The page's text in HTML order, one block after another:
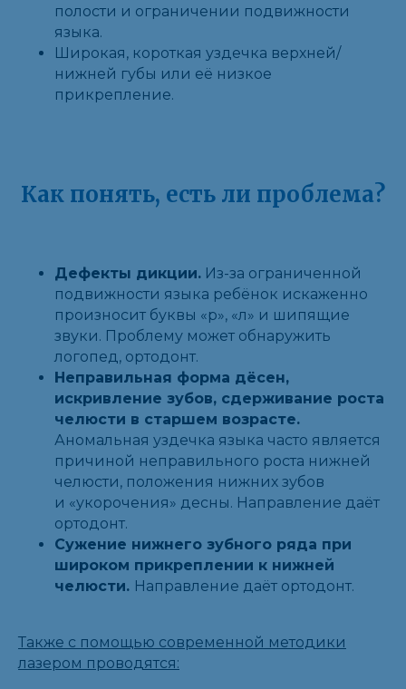
полости и ограничении подвижности
языка.
Широкая, короткая уздечка верхней/
нижней губы или её низкое
прикрепление.
Как понять, есть ли проблема?
Дефекты дикции. Из-за ограниченной
подвижности языка ребёнок искаженно
произносит буквы «р», «л» и шипящие
звуки. Проблему может обнаружить
логопед, ортодонт.
Неправильная форма дёсен,
искривление зубов, сдерживание роста
челюсти в старшем возрасте.
Аномальная уздечка языка часто является
причиной неправильного роста нижней
челюсти, положения нижних зубов
и «укорочения» десны. Направление даёт
ортодонт.
Сужение нижнего зубного ряда при
широком прикреплении к нижней
челюсти. Направление даёт ортодонт.
Также с помощью современной методики
лазером проводятся: